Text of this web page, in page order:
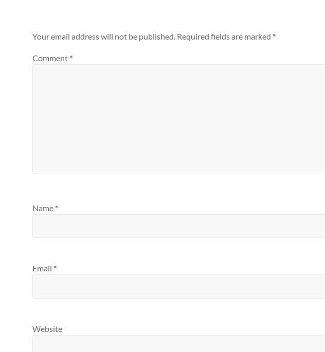
Your email address will not be published. Required fields are marked *
Comment *
Name *
Email *
Website